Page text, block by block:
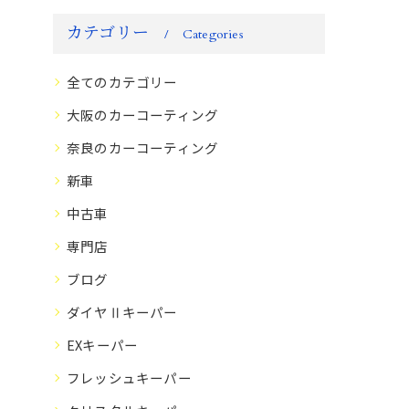
カテゴリー Categories
全てのカテゴリー
大阪のカーコーティング
奈良のカーコーティング
新車
中古車
専門店
ブログ
ダイヤⅡキーパー
EXキーパー
フレッシュキーパー